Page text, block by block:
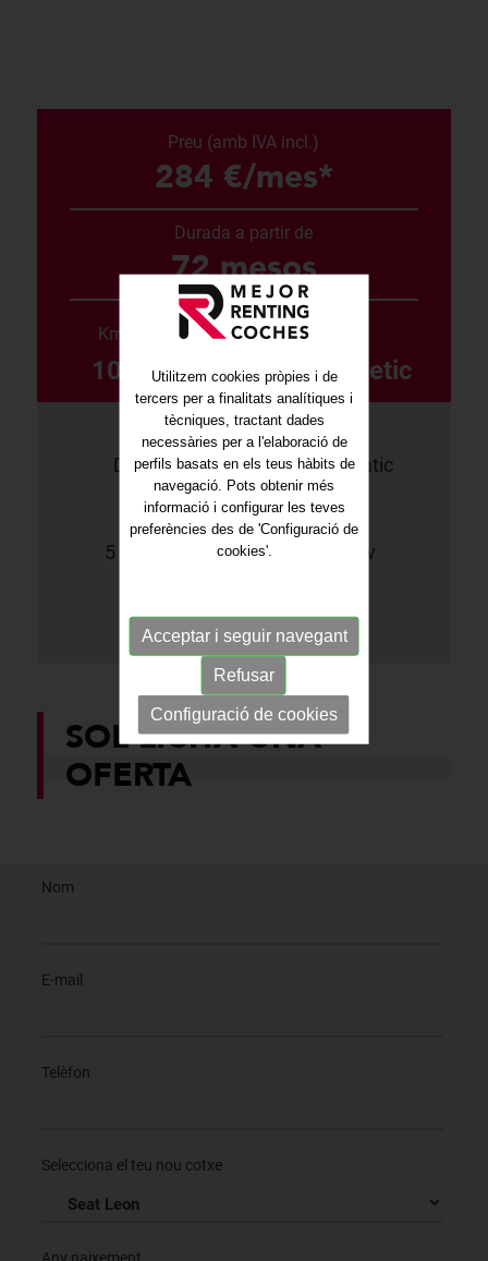
Preu (amb IVA incl.)
284 €/mes*
Durada a partir de
72 mesos
Km/any des de
10.000 Km Gris Magnetic
Dièsel Automàtic
5 portes 116Cv
Fitxa PDF
SOL·LICITA UNA
OFERTA
Nom
E-mail
Telèfon
Selecciona el teu nou cotxe
Utilitzem cookies pròpies i de
tercers per a finalitats analítiques i
tècniques, tractant dades
necessàries per a l'elaboració de
perfils basats en els teus hàbits de
navegació. Pots obtenir més
informació i configurar les teves
preferències des de 'Configuració de
cookies'.
Acceptar i seguir navegant
Refusar
Configuració de cookies